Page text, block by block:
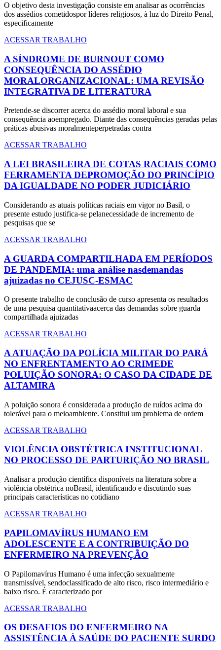
O objetivo desta investigação consiste em analisar as ocorrências
dos assédios cometidospor líderes religiosos, à luz do Direito Penal,
especificamente
ACESSAR TRABALHO
A SÍNDROME DE BURNOUT COMO
CONSEQUÊNCIA DO ASSÉDIO
MORALORGANIZACIONAL: UMA REVISÃO
INTEGRATIVA DE LITERATURA
Pretende-se discorrer acerca do assédio moral laboral e sua
consequência aoempregado. Diante das consequências geradas pelas
práticas abusivas moralmenteperpetradas contra
ACESSAR TRABALHO
A LEI BRASILEIRA DE COTAS RACIAIS COMO
FERRAMENTA DEPROMOÇÃO DO PRINCÍPIO
DA IGUALDADE NO PODER JUDICIÁRIO
Considerando as atuais políticas raciais em vigor no Basil, o
presente estudo justifica-se pelanecessidade de incremento de
pesquisas que se
ACESSAR TRABALHO
A GUARDA COMPARTILHADA EM PERÍODOS
DE PANDEMIA: uma análise nasdemandas
ajuizadas no CEJUSC-ESMAC
O presente trabalho de conclusão de curso apresenta os resultados
de uma pesquisa quantitativaacerca das demandas sobre guarda
compartilhada ajuizadas
ACESSAR TRABALHO
A ATUAÇÃO DA POLÍCIA MILITAR DO PARÁ
NO ENFRENTAMENTO AO CRIMEDE
POLUIÇÃO SONORA: O CASO DA CIDADE DE
ALTAMIRA
A poluição sonora é considerada a produção de ruídos acima do
tolerável para o meioambiente. Constitui um problema de ordem
ACESSAR TRABALHO
VIOLÊNCIA OBSTÉTRICA INSTITUCIONAL
NO PROCESSO DE PARTURIÇÃO NO BRASIL
Analisar a produção científica disponíveis na literatura sobre a
violência obstétrica noBrasil, identificando e discutindo suas
principais características no cotidiano
ACESSAR TRABALHO
PAPILOMAVÍRUS HUMANO EM
ADOLESCENTE E A CONTRIBUIÇÃO DO
ENFERMEIRO NA PREVENÇÃO
O Papilomavírus Humano é uma infecção sexualmente
transmissível, sendoclassificado de alto risco, risco intermediário e
baixo risco. É caracterizado por
ACESSAR TRABALHO
OS DESAFIOS DO ENFERMEIRO NA
ASSISTÊNCIA À SAÚDE DO PACIENTE SURDO